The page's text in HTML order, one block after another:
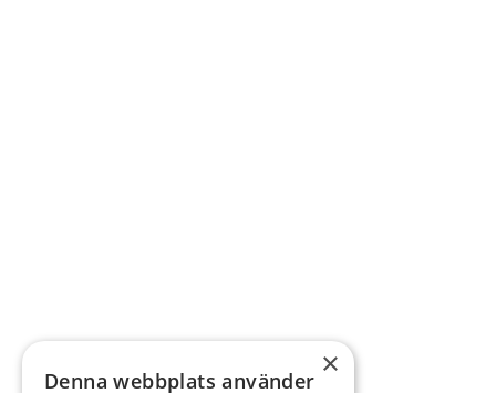
×
Denna webbplats använder